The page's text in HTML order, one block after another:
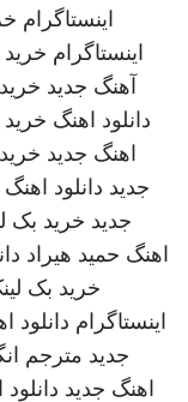
اینستاگرام
اینستاگرام
آهنگ جدید
دانلود اهنگ خرید
اهنگ جدید
جدید دانلود
جدید خرید بک
اهنگ حمید هیراد
خرید بک
اینستاگرام دانلود
جدید مترجم
اهنگ جدید